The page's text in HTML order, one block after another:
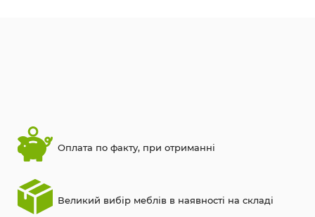
Оплата по факту, при отриманні
Великий вибір меблів в наявності на складі